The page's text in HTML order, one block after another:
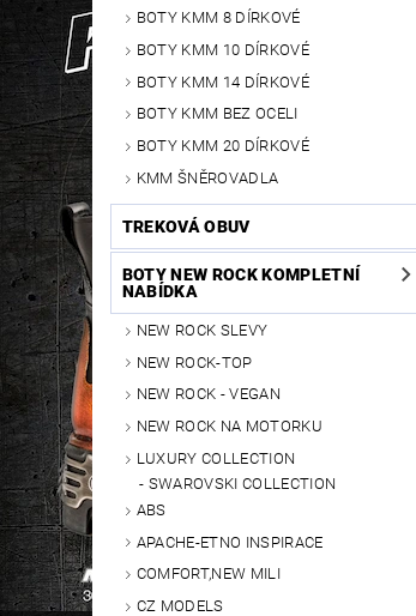
BOTY KMM 8 DÍRKOVÉ
BOTY KMM 10 DÍRKOVÉ
BOTY KMM 14 DÍRKOVÉ
BOTY KMM BEZ OCELI
BOTY KMM 20 DÍRKOVÉ
KMM ŠNĚROVADLA
TREKOVÁ OBUV
BOTY NEW ROCK KOMPLETNÍ
NABÍDKA
NEW ROCK SLEVY
NEW ROCK-TOP
NEW ROCK - VEGAN
NEW ROCK NA MOTORKU
LUXURY COLLECTION
SWAROVSKI COLLECTION
ABS
APACHE-ETNO INSPIRACE
COMFORT,NEW MILI
CZ MODELS